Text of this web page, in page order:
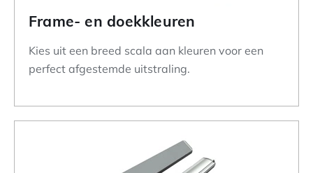
Frame- en doekkleuren
Kies uit een breed scala aan kleuren voor een
perfect afgestemde uitstraling.